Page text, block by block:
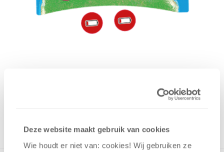
Deze website maakt gebruik van cookies
Wie houdt er niet van: cookies! Wij gebruiken ze
600 punten
in winkelmand